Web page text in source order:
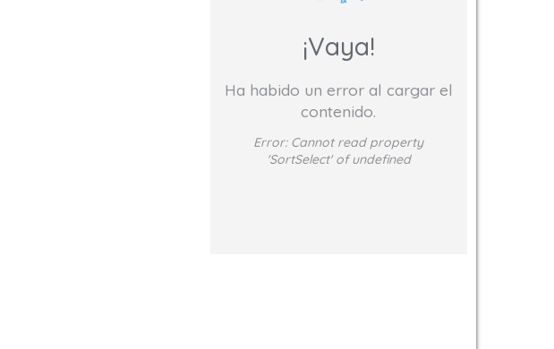
¡Vaya!
Ha habido un error al cargar el
contenido.
Error: Cannot read property
'SortSelect' of undefined